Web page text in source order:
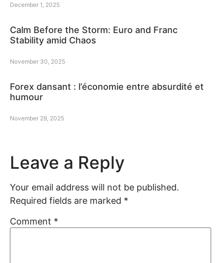
December 1, 2025
Calm Before the Storm: Euro and Franc
Stability amid Chaos
November 30, 2025
Forex dansant : l’économie entre absurdité et
humour
November 29, 2025
Leave a Reply
Your email address will not be published.
Required fields are marked *
Comment *